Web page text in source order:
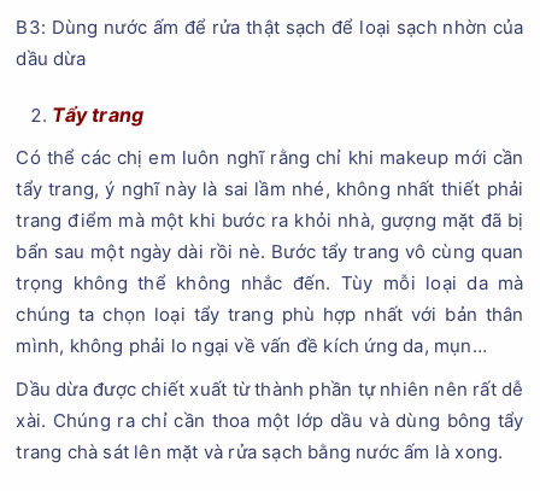
B3: Dùng nước ấm để rửa thật sạch để loại sạch nhờn của
dầu dừa
Tẩy trang
Có thể các chị em luôn nghĩ rằng chỉ khi makeup mới cần
tẩy trang, ý nghĩ này là sai lầm nhé, không nhất thiết phải
trang điểm mà một khi bước ra khỏi nhà, gượng mặt đã bị
bẩn sau một ngày dài rồi nè. Bước tẩy trang vô cùng quan
trọng không thể không nhắc đến. Tùy mỗi loại da mà
chúng ta chọn loại tẩy trang phù hợp nhất với bản thân
mình, không phải lo ngại về vấn đề kích ứng da, mụn…
Dầu dừa được chiết xuất từ thành phần tự nhiên nên rất dễ
xài. Chúng ra chỉ cần thoa một lớp dầu và dùng bông tẩy
trang chà sát lên mặt và rửa sạch bằng nước ấm là xong.